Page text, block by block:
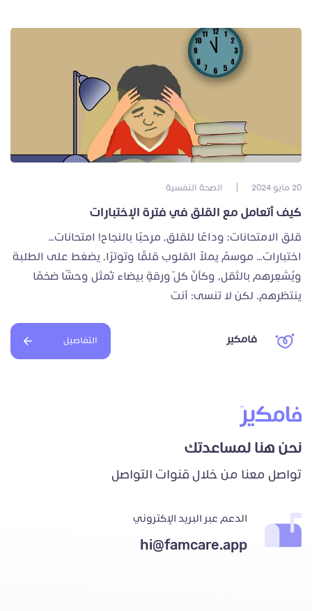
20 مايو 2024 الصحة النفسية
كيف أتعامل مع القلق في فترة الإختبارات
قلق الامتحانات: وداعًا للقلق، مرحبًا بالنجاح! امتحانات…
اختبارات… موسمٌ يملأ القلوب قلقًا وتوترًا، يضغط على الطلبة
ويُشعِرهم بالثقل، وكأنّ كلّ ورقةٍ بيضاء تُمثل وحشًا ضخمًا
ينتظرهم. لكن لا تنسى: أنت
فامكير التفاصيل
نحن هنا لمساعدتك
تواصل معنا من خلال قنوات التواصل
الدعم عبر البريد الإكتروني
hi@famcare.app